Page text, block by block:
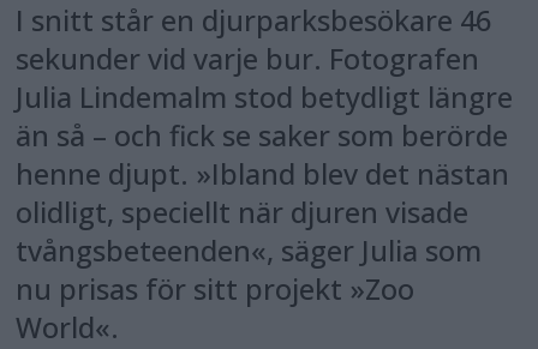
I snitt står en djurparksbesökare 46
sekunder vid varje bur. Fotografen
Julia Lindemalm stod betydligt längre
än så – och fick se saker som berörde
henne djupt. »Ibland blev det nästan
olidligt, speciellt när djuren visade
tvångs­beteenden«, säger Julia som
nu prisas för sitt projekt »Zoo
World«.